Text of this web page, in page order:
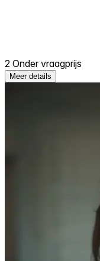
2 Onder vraagprijs
Meer details